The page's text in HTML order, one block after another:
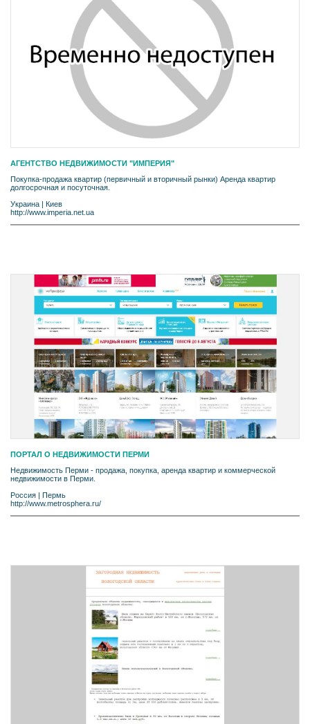
АГЕНТСТВО НЕДВИЖИМОСТИ "ИМПЕРИЯ"
Покупка-продажа квартир (первичный и вторичный рынки) Аренда квартир
долгосрочная и посуточная.
Украина
Киев
http://www.imperia.net.ua
ПОРТАЛ О НЕДВИЖИМОСТИ ПЕРМИ
Недвижимость Перми - продажа, покупка, аренда квартир и коммерческой
недвижимости в Перми.
Россия | Пермь
http://www.metrosphera.ru/